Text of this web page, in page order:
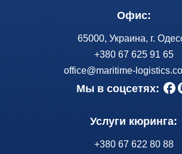
Офис:
65000, Украина, г.
+380 67 625 91 65
office@maritime-
Мы в соцсетях:
Услуги кюринга:
+380 67 622 80 88